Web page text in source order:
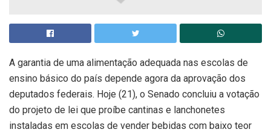
A garantia de uma alimentação adequada nas escolas de
ensino básico do país depende agora da aprovação dos
deputados federais. Hoje (21), o Senado concluiu a votação
do projeto de lei que proíbe cantinas e lanchonetes
instaladas em escolas de vender bebidas com baixo teor